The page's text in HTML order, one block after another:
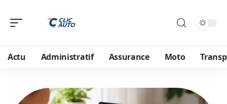
Actu Administratif Assurance Moto